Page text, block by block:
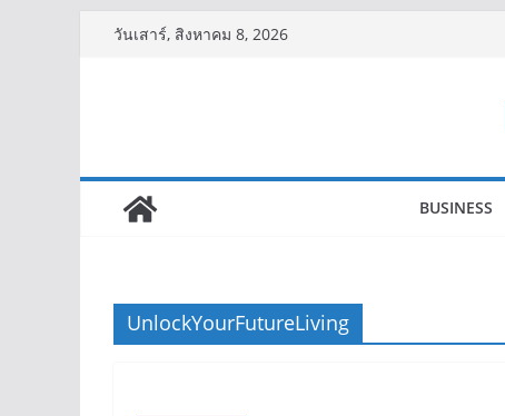
วันเสาร์, สิงหาคม 8, 2026
BUSINESS
UnlockYourFutureLiving